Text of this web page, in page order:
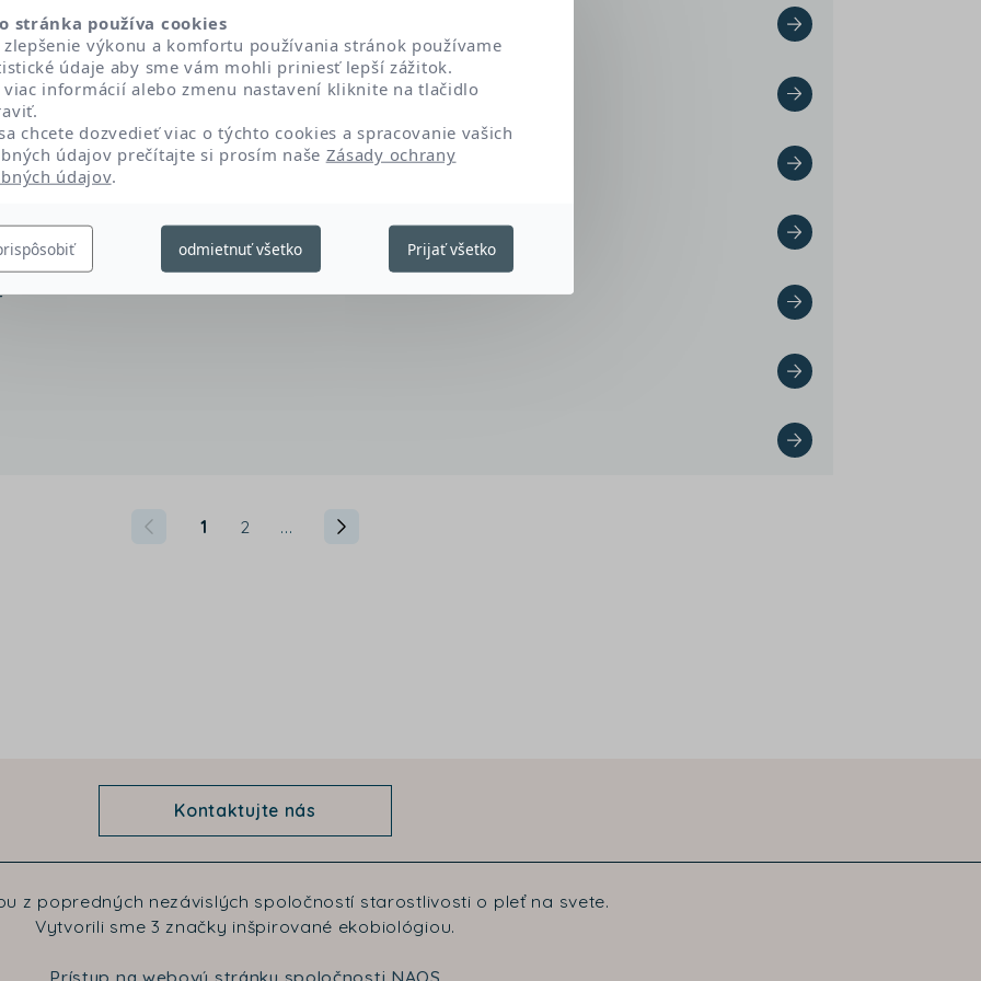
CROSSPOLYMER
COPOLYMER
CROSSPOLYMER
1 2 ...
Kontaktujte nás
z popredných nezávislých spoločností starostlivosti o pleť na svete.
Vytvorili sme 3 značky inšpirované ekobiológiou.
stránka používa cookies
zlepšenie výkonu a komfortu používania stránok používame
údaje aby sme vám mohli priniesť lepší zážitok.
viac informácií alebo zmenu nastavení kliknite na tlačidlo
chcete dozvedieť viac o týchto cookies a spracovanie vašich
údajov prečítajte si prosím naše Zásady ochrany
údajov.
odmietnuť všetko Prijať všetko